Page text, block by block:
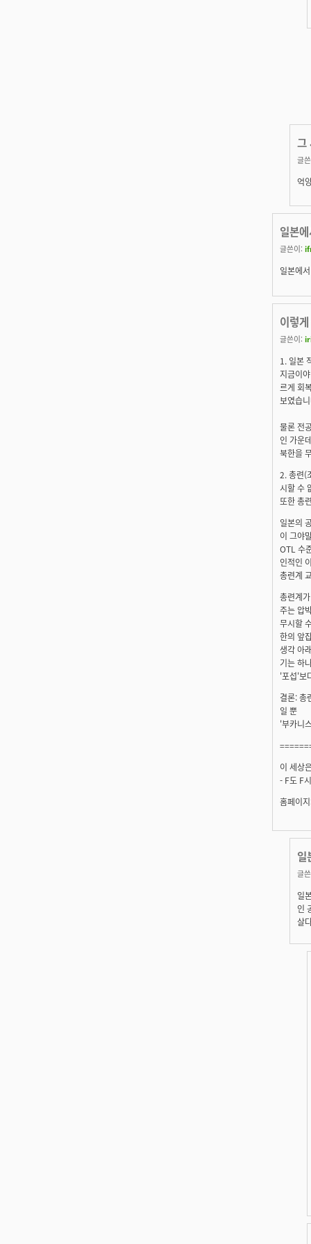
그
글
억
일본
글쓴이:
일본에
이렇
글쓴이:
1. 일본
지금이
르게 회
보였습
물론 전
인 가운데
북한을
2. 총련(
시할 수
또한 총
일본의
이 그야
OTL 수
인적인
총련계
총련계
주는 압
무시할
한의 앞
생각 아
기는 하
'포섭'보
결론: 총
일 뿐
'부카니
이 세상
- F도 F
홈페이
일
글
일
인
살